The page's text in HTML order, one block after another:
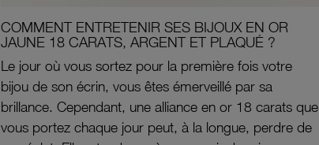
COMMENT ENTRETENIR SES BIJOUX EN OR
JAUNE 18 CARATS, ARGENT ET PLAQUÉ ?
Le jour où vous sortez pour la première fois votre
bijou de son écrin, vous êtes émerveillé par sa
brillance. Cependant, une alliance en or 18 carats que
vous portez chaque jour peut, à la longue, perdre de